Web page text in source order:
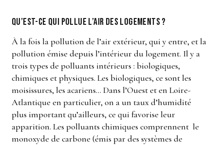
Qu’est-ce qui pollue l’air des logements ?
À la fois la pollution de l’air extérieur, qui y entre, et la
pollution émise depuis l’intérieur du logement. Il y a
trois types de polluants intérieurs : biologiques,
chimiques et physiques. Les biologiques, ce sont les
moisissures, les acariens… Dans l’Ouest et en Loire-
Atlantique en particulier, on a un taux d’humidité
plus important qu’ailleurs, ce qui favorise leur
apparition. Les polluants chimiques comprennent le
monoxyde de carbone (émis par des systèmes de